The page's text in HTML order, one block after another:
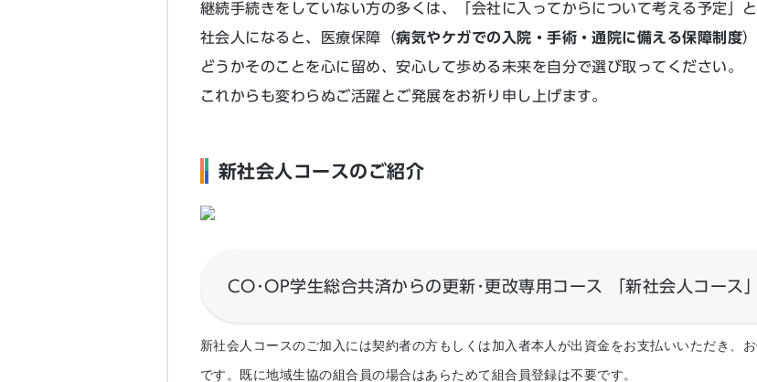
継続手続きをしていない方の多くは、「会社に入ってからについて考える予定」と
社会人になると、医療保障（病気やケガでの入院・手術・通院に備える保障制度
どうかそのことを心に留め、安心して歩める未来を自分で選び取ってください。
これからも変わらぬご活躍とご発展をお祈り申し上げます。
新社会人コースのご紹介
CO･OP学生総合共済からの更新･更改専用コース 「新社会人コース」
新社会人コースのご加入には契約者の方もしくは加入者本人が出資金をお支払いいただき、
です。既に地域生協の組合員の場合はあらためて組合員登録は不要です。